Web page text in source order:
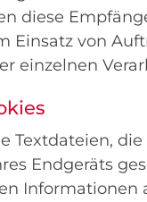
diese
Einsatz von
einzelnen
Textdateien,
Endgeräts
Informationen